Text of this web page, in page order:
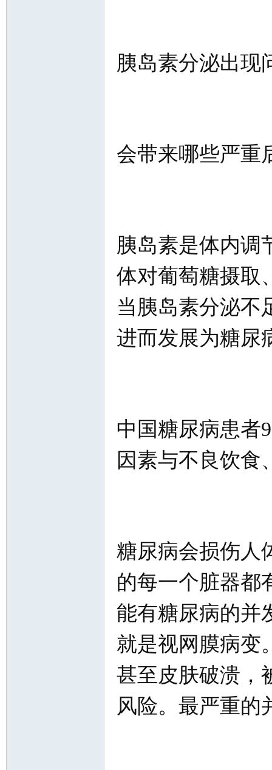
胰岛素分泌出现
会带来哪些严重
胰岛素是体内调
体对葡萄糖摄取
当胰岛素分泌不
进而发展为糖尿
中国糖尿病患者
因素与不良饮食
糖尿病会损伤人
的每一个脏器都
能有糖尿病的并
就是视网膜病变
甚至皮肤破溃，
风险。最严重的